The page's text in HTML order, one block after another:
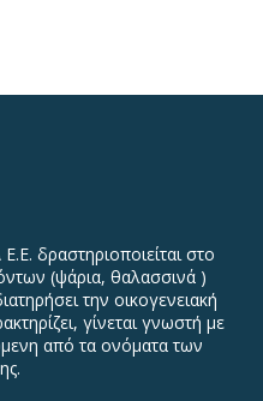
δραστηριοποιείται στο
(ψάρια, θαλασσινά )
την οικογενειακή
γίνεται γνωστή με
από τα ονόματα των